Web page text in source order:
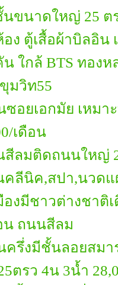
นขนาดใหญ่ 25 ต
ง ตู้เสื้อผ้าบิลอิน
ใกล้ BTS ทองห
มวิท55
อยเอกมัย เหม
เดือน
สีลมติดถนนใหญ่
คลีนิค,สปา,นวด
องมีชาวต่างชาติ
น ถนนสีลม
ครึ่งมีชั้นลอยสม
ตรว 4น 3น้ำ